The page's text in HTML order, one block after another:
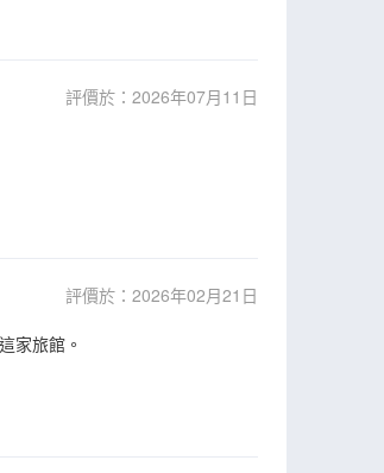
評價於：2026年07月11日
評價於：2026年02月21日
家旅館。